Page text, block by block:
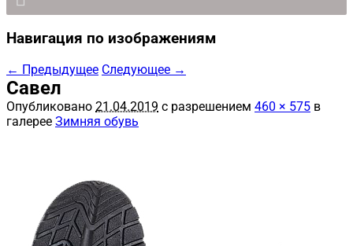
Навигация по изображениям
← Предыдущее Следующее →
Савел
Опубликовано 21.04.2019 с разрешением 460 × 575 в
галерее Зимняя обувь